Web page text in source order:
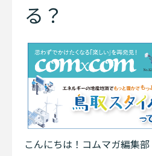
る？
こんにちは！コムマガ編集部